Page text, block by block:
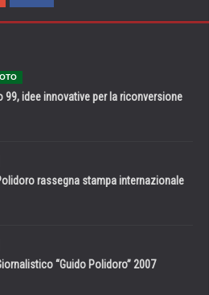
99, idee innovative per la riconversione
rassegna stampa internazionale
“Guido Polidoro” 2007